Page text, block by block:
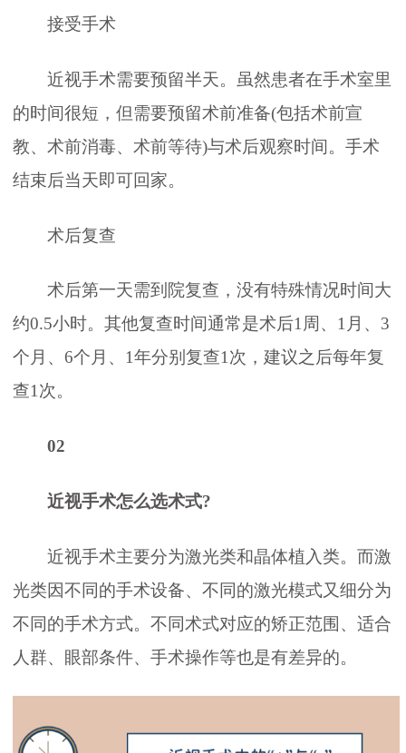
接受手术
近视手术需要预留半天。虽然患者在手术室里
的时间很短，但需要预留术前准备(包括术前宣
教、术前消毒、术前等待)与术后观察时间。手术
结束后当天即可回家。
术后复查
术后第一天需到院复查，没有特殊情况时间大
约0.5小时。其他复查时间通常是术后1周、1月、3
个月、6个月、1年分别复查1次，建议之后每年复
查1次。
02
近视手术怎么选术式?
近视手术主要分为激光类和晶体植入类。而激
光类因不同的手术设备、不同的激光模式又细分为
不同的手术方式。不同术式对应的矫正范围、适合
人群、眼部条件、手术操作等也是有差异的。